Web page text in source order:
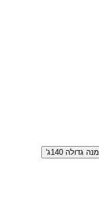
מנה גדולה 140ג'